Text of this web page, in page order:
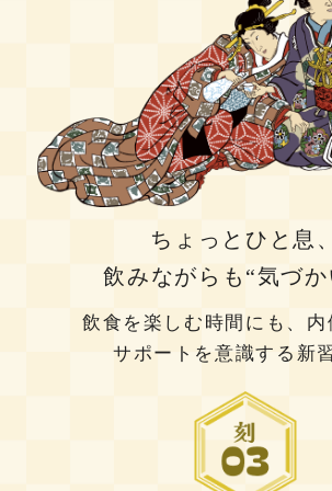
ちょっとひと息、
飲みながらも“気づか
飲食を楽しむ時間にも、内
サポートを意識する新